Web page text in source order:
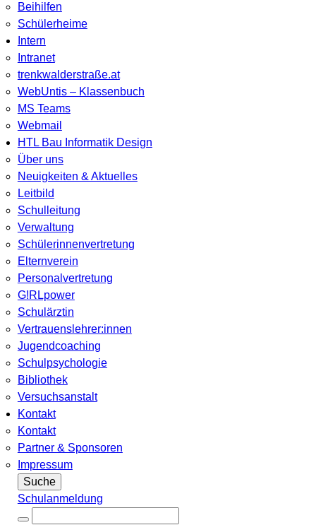
Beihilfen
Schülerheime
Intern
Intranet
trenkwalderstraße.at
WebUntis – Klassenbuch
MS Teams
Webmail
HTL Bau Informatik Design
Über uns
Neuigkeiten & Aktuelles
Leitbild
Schulleitung
Verwaltung
Schülerinnenvertretung
Elternverein
Personalvertretung
G!RLpower
Schulärztin
Vertrauenslehrer:innen
Jugendcoaching
Schulpsychologie
Bibliothek
Versuchsanstalt
Kontakt
Kontakt
Partner & Sponsoren
Impressum
Suche
Schulanmeldung